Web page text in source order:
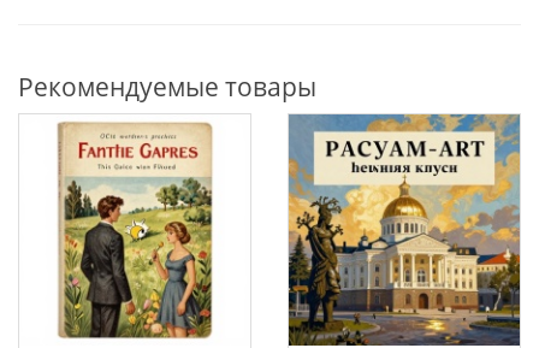
Рекомендуемые товары